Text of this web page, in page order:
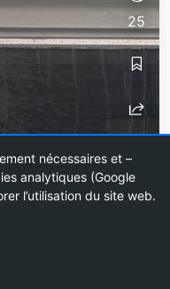
2025 Dès
25
nécessaires et –
analytiques (Google
l’utilisation du site web.